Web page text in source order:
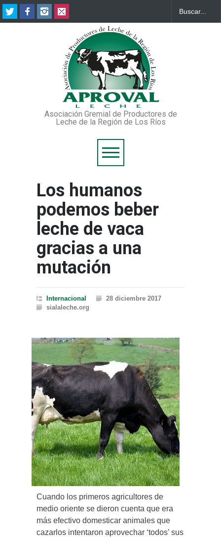
Asociación Gremial de Productores de
Leche de la Región de Los Ríos
Los humanos
podemos beber
leche de vaca
gracias a una
mutación
Internacional
28 diciembre 2017
sialaleche.org
Cuando los primeros agricultores de
medio oriente se dieron cuenta que era
más efectivo domesticar animales que
cazarlos intentaron aprovechar ‘todos’ sus